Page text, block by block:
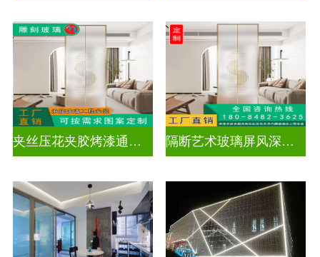
夹丝压花夹胶烤漆通电深雕浮雕玻璃 隔断艺术玻璃屏风深雕浮雕玻璃